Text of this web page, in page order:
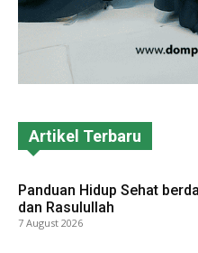
Artikel Terbaru
Panduan Hidup Sehat
dan Rasulullah
7 August 2026